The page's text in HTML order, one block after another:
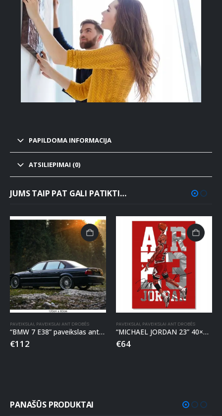
PAPILDOMA INFORMACIJA
ATSILIEPIMAI (0)
JUMS TAIP PAT GALI PATIKTI…
PAVEIKSLAI, PAVEIKSLAI ANT DROBĖS
“BMW 7 E38” paveikslas ant drobės
€112
PAVEIKSLAI, PAVEIKSLAI ANT DROBĖS
“MICHAEL JORDAN 23” 40×60 paveikslas ant drobės
€64
PANAŠŪS PRODUKTAI